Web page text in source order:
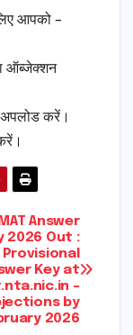
आपको –
ऑब्जेक्शन
अपलोड करें।
Answer
2026 Out :
Provisional
Key at
–
by
2026